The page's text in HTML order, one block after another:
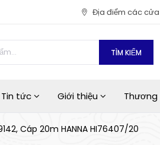
Địa điểm các
TÌM KIẾM
Tin tức Giới thiệu Thương
Cáp 20m HANNA HI76407/20